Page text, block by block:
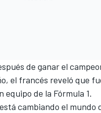
de ganar el
el francés reveló que
de la Fórmula 1.
cambiando el mundo